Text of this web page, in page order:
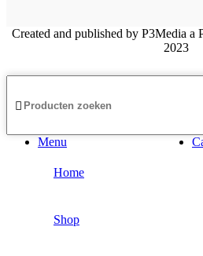
Created and published by P3Media a
2023
Menu
Home
Shop